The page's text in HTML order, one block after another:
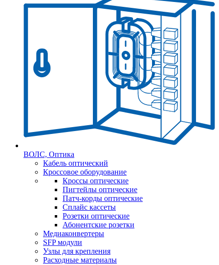
ВОЛС, Оптика
Кабель оптический
Кроссовое оборудование
Кроссы оптические
Пигтейлы оптические
Патч-корды оптические
Сплайс кассеты
Розетки оптические
Абонентские розетки
Медиаконвертеры
SFP модули
Узлы для крепления
Расходные материалы